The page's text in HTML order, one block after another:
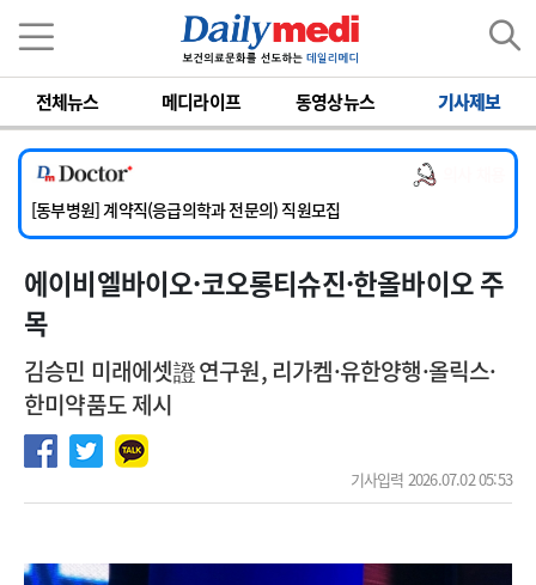
전체뉴스 메디라이프 동영상뉴스 기사제보
[서울아산병원] 2026년 하반기 인턴 모집
[영남대학교의료원] 마취통증의학과 임기제 임상의사 채용
[충남대학교병원] 소아청소년과(소아응급전담) 계약직 의사 공개채용
[동부병원] 계약직(응급의학과 전문의) 직원모집
[이대목동병원] 하반기 전공의(레지던트1년차) 모집
[서울아산병원] 2026년 하반기 인턴 모집
[영남대학교의료원] 마취통증의학과 임기제 임상의사 채용
에이비엘바이오·코오롱티슈진·한올바이오 주
목
김승민 미래에셋證 연구원, 리가켐·유한양행·올릭스·
한미약품도 제시
기사입력 2026.07.02 05:53